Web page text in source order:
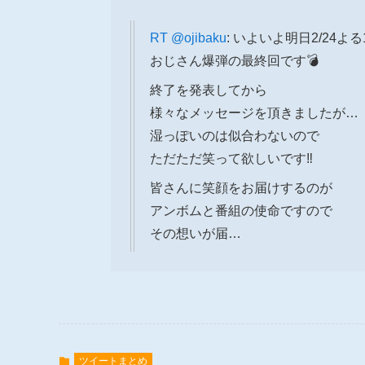
RT @ojibaku: いよいよ明日2/24よ
おじさん爆弾の最終回です💣
終了を発表してから
様々なメッセージを頂きましたが…
湿っぽいのは似合わないので
ただただ笑って欲しいです‼️
皆さんに笑顔をお届けするのが
アンボムと番組の使命ですので
その想いが届…
ツイートまとめ